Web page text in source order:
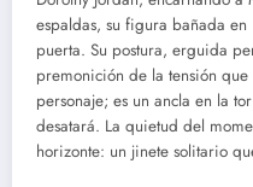
espaldas, su figura bañada
puerta. Su postura, erguida
premonición de la tensión que
personaje; es un ancla en la
desatará. La quietud del
horizonte: un jinete solitario